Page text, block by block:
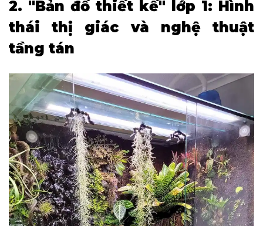
2. "Bản đồ thiết kế" lớp 1: Hình
thái thị giác và nghệ thuật
tầng tán